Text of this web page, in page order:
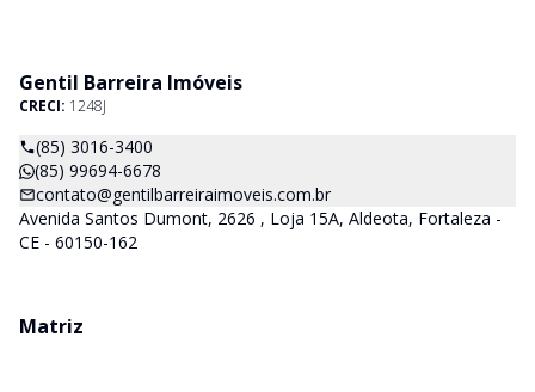
Gentil Barreira Imóveis
CRECI: 1248J
(85) 3016-3400
(85) 99694-6678
contato@gentilbarreiraimoveis.com.br
Avenida Santos Dumont, 2626 , Loja 15A, Aldeota, Fortaleza -
CE - 60150-162
Matriz